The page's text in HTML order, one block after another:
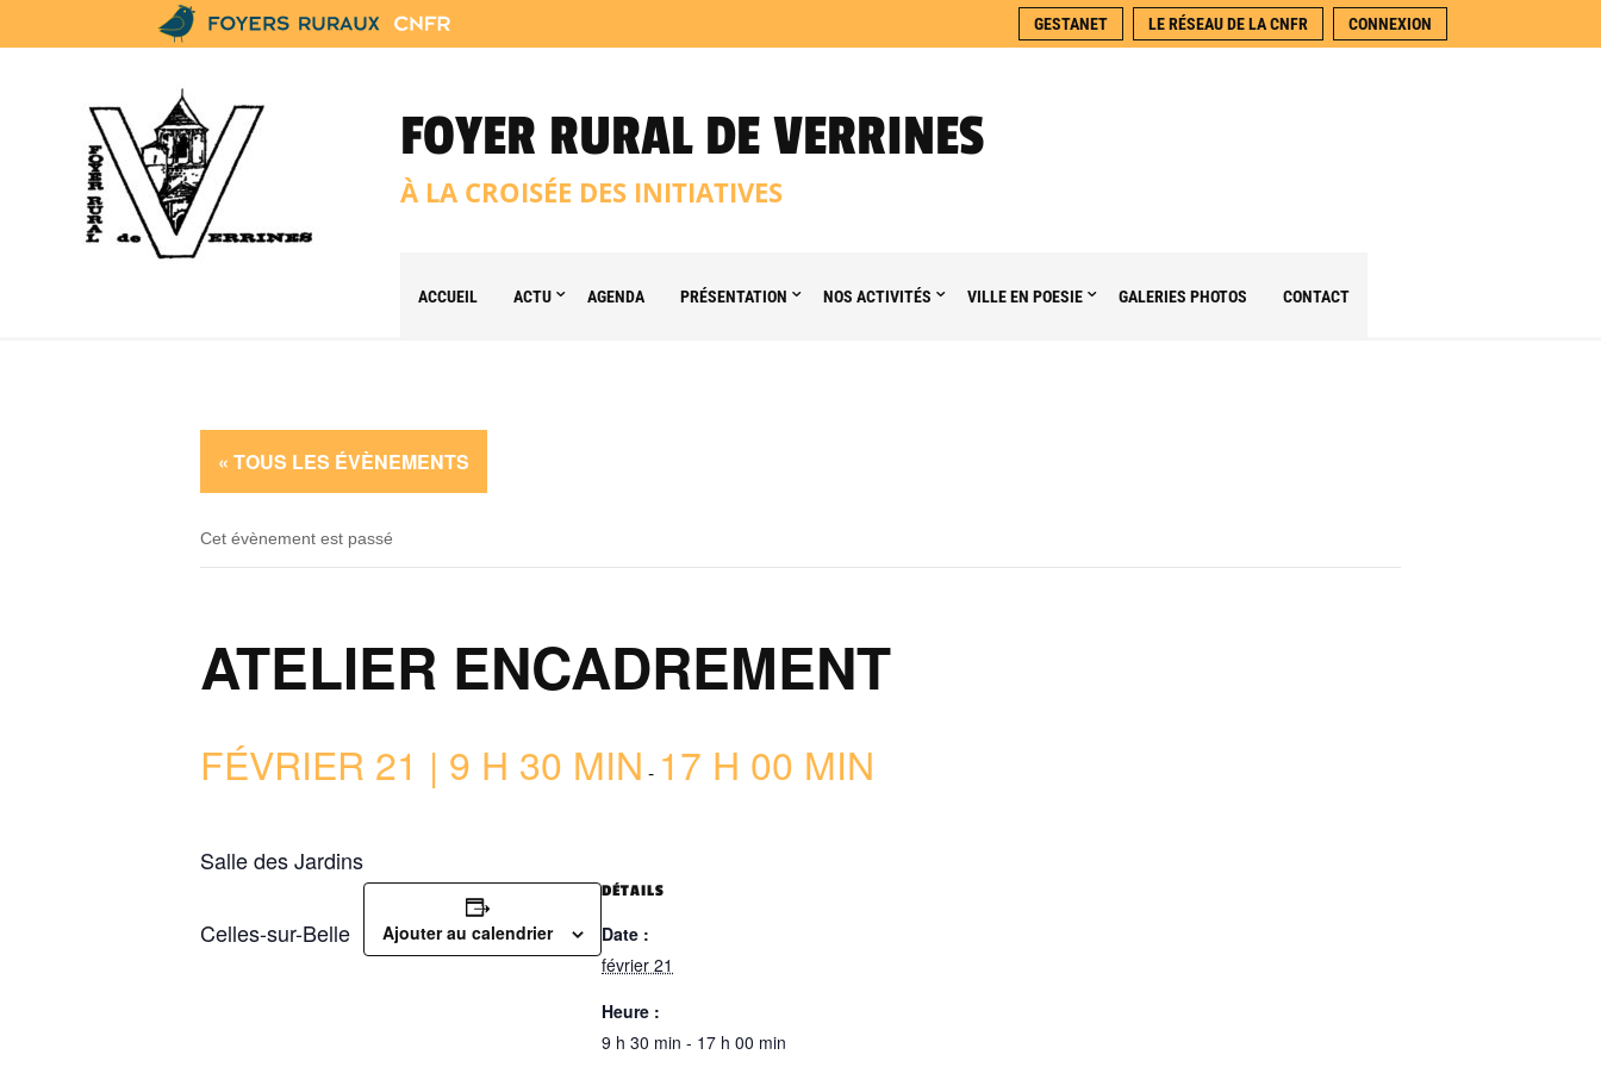
GESTANET LE RÉSEAU DE LA CNFR CONNEXION
FOYER RURAL DE VERRINES
À LA CROISÉE DES INITIATIVES
ACCUEIL ACTU AGENDA PRÉSENTATION NOS ACTIVITÉS VILLE EN POESIE GALERIES PHOTOS CONTACT
« TOUS LES ÉVÈNEMENTS
Cet évènement est passé
ATELIER ENCADREMENT
FÉVRIER 21 | 9 H 30 MIN - 17 H 00 MIN
Salle des Jardins
Celles-sur-Belle Ajouter au calendrier
DÉTAILS
Date :
février 21
Heure :
9 h 30 min - 17 h 00 min